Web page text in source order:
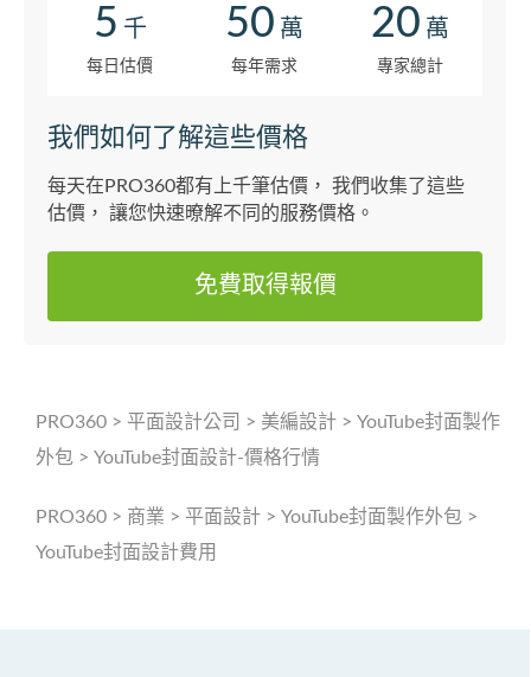
5 千
每日估價
50 萬
每年需求
20 萬
專家總計
我們如何了解這些價格
每天在PRO360都有上千筆估價， 我們收集了這些
估價， 讓您快速暸解不同的服務價格。
免費取得報價
PRO360 > 平面設計公司 > 美編設計 > YouTube封面製作
外包 > YouTube封面設計-價格行情
PRO360 > 商業 > 平面設計 > YouTube封面製作外包 >
YouTube封面設計費用